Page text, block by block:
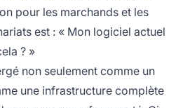
pour les marchands et les
est : « Mon logiciel actuel
? »
non seulement comme un
une infrastructure complète